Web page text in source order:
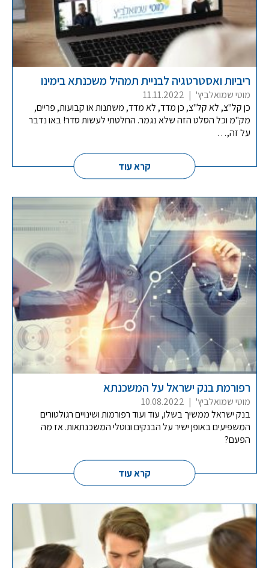
ריביות ואסטרטגיה לבניית תמהיל משכנתא בימינו
מוטי שמואלביץ' |
11.11.2022
כן קל"צ, לא קל"צ, כן מדד, לא מדד, משתנות או קבועות, פריים,
מק"מ וכל הסלט הזה שלא נגמר. החלטתי לעשות סדר! באו נדבר
על זה,…
קרא עוד
רפורמת בנק ישראל על המשכנתא
מוטי שמואלביץ' |
10.08.2022
בנק ישראל ממשיך בשלו, עוד ועוד רפורמות ושינויים רגולטורים
המשפיעים באופן ישיר על הבנקים ונוטלי המשכנתאות. אז מה
הפעם?
קרא עוד